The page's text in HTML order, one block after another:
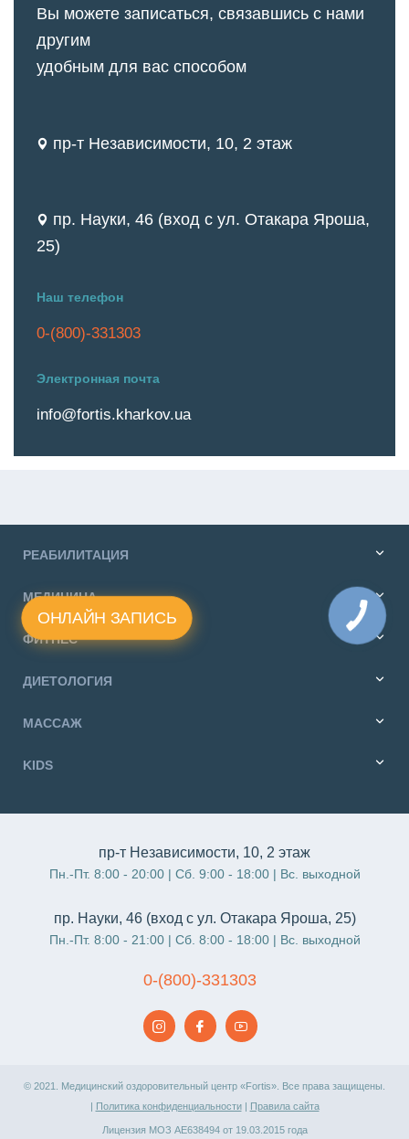
Вы можете записаться, связавшись с нами
другим
удобным для вас способом
пр-т Независимости, 10, 2 этаж
пр. Науки, 46 (вход с ул. Отакара Яроша,
25)
Наш телефон
0-(800)-331303
Электронная почта
info@fortis.kharkov.ua
РЕАБИЛИТАЦИЯ
МЕДИЦИНА
ФИТНЕС
ДИЕТОЛОГИЯ
МАССАЖ
KIDS
пр-т Независимости, 10, 2 этаж
Пн.-Пт. 8:00 - 20:00 | Сб. 9:00 - 18:00 | Вс. выходной
пр. Науки, 46 (вход с ул. Отакара Яроша, 25)
Пн.-Пт. 8:00 - 21:00 | Сб. 8:00 - 18:00 | Вс. выходной
0-(800)-331303
© 2021. Медицинский оздоровительный центр «Fortis». Все права защищены.
Политика конфиденциальности| Правила сайта
Лицензия МОЗ АЕ638494 от 19.03.2015 года
ОНЛАЙН ЗАПИСЬ